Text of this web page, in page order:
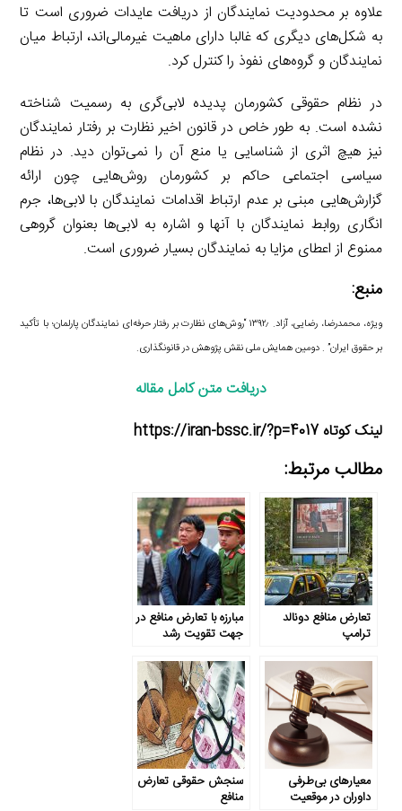
علاوه بر محدودیت نمایندگان از دریافت عایدات ضروری است تا
به شکل‌های دیگری که غالبا دارای ماهیت غیرمالی‌اند، ارتباط میان
نمایندگان و گروه‌های نفوذ را کنترل کرد.
در نظام حقوقی کشورمان پدیده لابی‌گری به رسمیت شناخته
نشده است. به طور خاص در قانون اخیر نظارت بر رفتار نمایندگان
نیز هیچ اثری از شناسایی یا منع آن را نمی‌توان دید. در نظام
سیاسی اجتماعی حاکم بر کشورمان روش‌هایی چون ارائه
گزارش‌هایی مبنی بر عدم ارتباط اقدامات نمایندگان با لابی‌ها، جرم
انگاری روابط نمایندگان با آنها و اشاره به لابی‌ها بعنوان گروهی
ممنوع از اعطای مزایا به نمایندگان بسیار ضروری است.
منبع:
ویژه، محمدرضا، رضایی، آزاد. ۱۳۹۲٫ “روش‌های نظارت بر رفتار حرفه‌ای نمایندگان پارلمان؛ با تأکید
بر حقوق ایران” . دومین همایش ملی نقش پژوهش در قانونگذاری.
دریافت متن کامل مقاله
لینک کوتاه https://iran-bssc.ir/?p=4017
مطالب مرتبط:
تعارض منافع دونالد
ترامپ
مبارزه با تعارض منافع در
جهت تقویت رشد
معیارهای بی‌طرفی
داوران در موقعیت
سنجش حقوقی تعارض
منافع